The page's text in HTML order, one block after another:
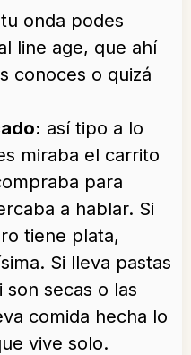
onda podes
line age, que ahí
conoces o quizá
así tipo a lo
miraba el carrito
para
a hablar. Si
tiene plata,
Si lleva pastas
son secas o las
comida hecha lo
vive solo.